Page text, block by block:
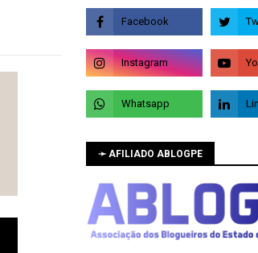
➛ AFILIADO ABLOGPE